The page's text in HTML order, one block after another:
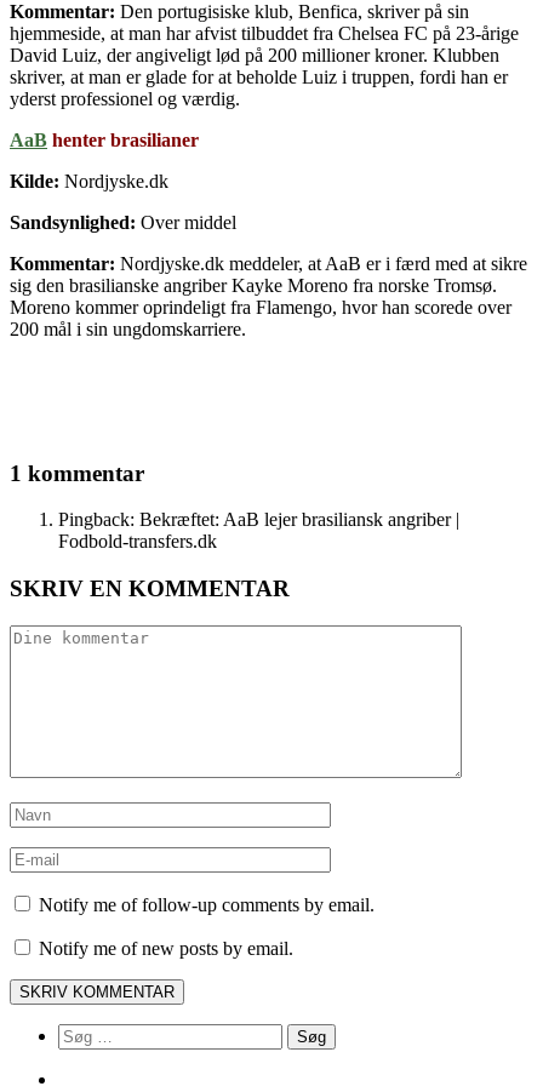
Kommentar: Den portugisiske klub, Benfica, skriver på sin
hjemmeside, at man har afvist tilbuddet fra Chelsea FC på 23-årige
David Luiz, der angiveligt lød på 200 millioner kroner. Klubben
skriver, at man er glade for at beholde Luiz i truppen, fordi han er
yderst professionel og værdig.
AaB henter brasilianer
Kilde: Nordjyske.dk
Sandsynlighed: Over middel
Kommentar: Nordjyske.dk meddeler, at AaB er i færd med at sikre
sig den brasilianske angriber Kayke Moreno fra norske Tromsø.
Moreno kommer oprindeligt fra Flamengo, hvor han scorede over
200 mål i sin ungdomskarriere.
1 kommentar
Pingback: Bekræftet: AaB lejer brasiliansk angriber |
Fodbold-transfers.dk
SKRIV EN KOMMENTAR
Notify me of follow-up comments by email.
Notify me of new posts by email.
Søg
efter: